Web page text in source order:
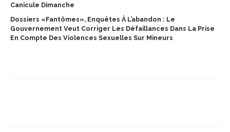
Canicule Dimanche
Dossiers «fantômes», Enquêtes À L’abandon : Le
Gouvernement Veut Corriger Les Défaillances Dans La Prise
En Compte Des Violences Sexuelles Sur Mineurs